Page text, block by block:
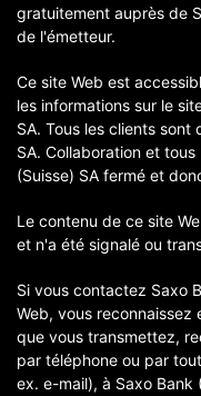
gratuitement auprès de
de l'émetteur.
Ce site Web est
les informations sur le
SA. Tous les clients sont
SA. Collaboration et
(Suisse) SA fermé et
Le contenu de ce site
et n'a été signalé ou
Si vous contactez Saxo
Web, vous
que vous transmettez,
par téléphone ou par
ex. e-mail), à Saxo Bank